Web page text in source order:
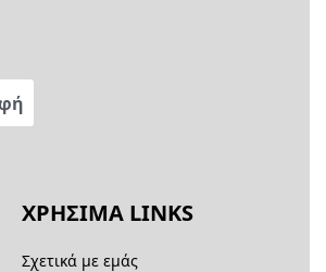
ΧΡΗΣΙΜΑ LINKS
Σχετικά με εμάς